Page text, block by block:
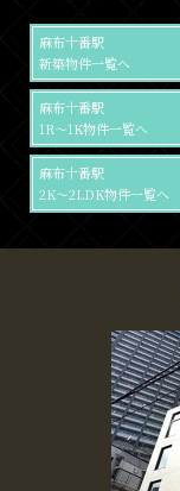
麻布十番駅
新築物件一覧へ
麻布十番駅
1R～1K物件一覧へ
麻布十番駅
2K～2LDK物件一覧へ